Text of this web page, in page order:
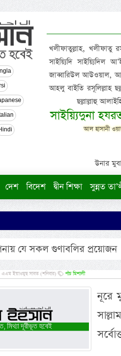
খলীফাতুল্লাহ, খলীফাতু
সাইয়্যিদি
জাব্বারিউল আউওয়াল,
আহলু বাইতি রসূলিল্লাহ
ছল্লাল্লাহু
সাইয়্যিদুনা
আল হাসানী
উনার
দেশ বিদেশ দ্বীন শিক্ষা সুন্নত
যে সকল গুণাবলির প্রয়োজন
ইয়াওমুছ সাবত (শনিবার) পাঁচ মিশালী
নূরে